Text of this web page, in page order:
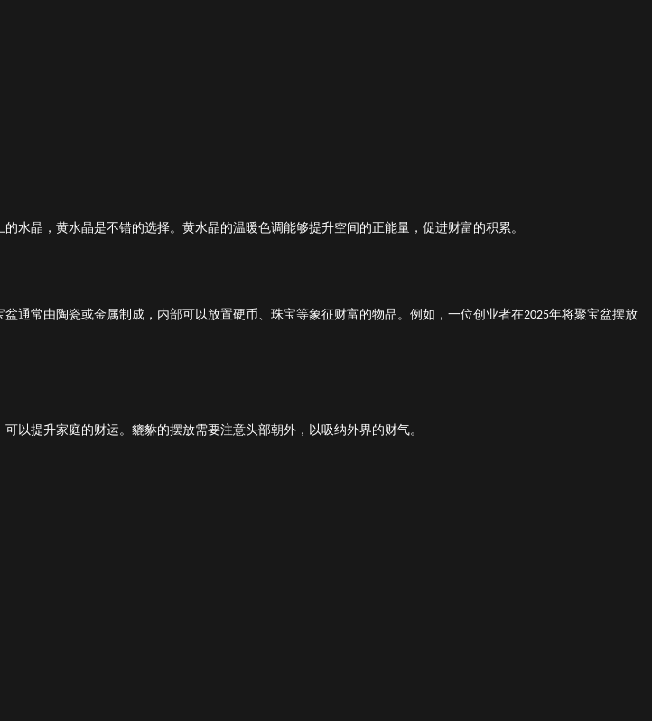
水晶，黄水晶是不错的选择。黄水晶的温暖色调能够提升空间的正能量，促进财富的积累。
通常由陶瓷或金属制成，内部可以放置硬币、珠宝等象征财富的物品。例如，一位创业者在2025年将聚宝盆摆放
以提升家庭的财运。貔貅的摆放需要注意头部朝外，以吸纳外界的财气。